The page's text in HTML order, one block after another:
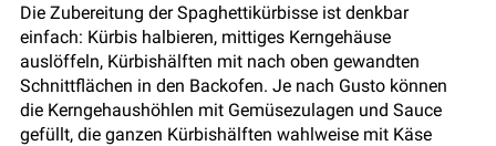
Die Zubereitung der Spaghettikürbisse ist denkbar
einfach: Kürbis halbieren, mittiges Kerngehäuse
auslöffeln, Kürbishälften mit nach oben gewandten
Schnittflächen in den Backofen. Je nach Gusto können
die Kerngehaushöhlen mit Gemüsezulagen und Sauce
gefüllt, die ganzen Kürbishälften wahlweise mit Käse